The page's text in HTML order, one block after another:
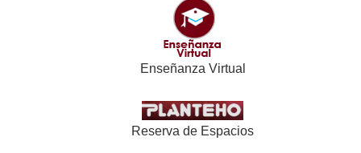
Enseñanza Virtual
Reserva de Espacios